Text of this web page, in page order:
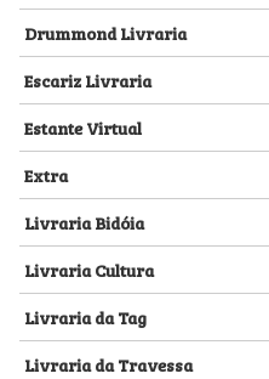
Drummond Livraria
Escariz Livraria
Estante Virtual
Extra
Livraria Bidóia
Livraria Cultura
Livraria da Tag
Livraria da Travessa